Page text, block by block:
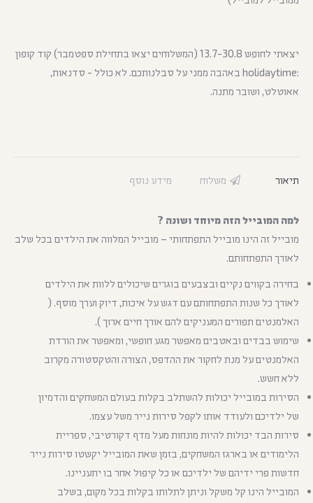
יצאתי לחופש 13.7-30.8 (המשלוחים יצאו בתחילת ספטמבר) קוד קופון
:holidaytime באהבה ממני על סבלנותכם. לא כולל - סדנאות,
אאוטלט, ושובר מתנה.
תיאור משלוח מידע נוסף
למה המובייל הזה מיוחד ושונה ?
מובייל זה הינו מובייל התפתחותי – מובייל המלווה את הילדים בכל שלב
לאורך התפתחותם.
בחירה בקווים נקיים ובצבעים בוגרים שיכולים ללוות את הילדים
לאורך כל שנות התפתחותם עם דגש על איכות, דיוק וערך מוסף. (
האלמנטים תפורים המעניקים להם אורך חיים ארוך ).
שימוש בבדים ובאטבים מאפשר מגע חופשי, ומאפשר את הורדת
האלמנטים על מנת לחקור את ההדפס, הצורה והטקסטורה מקרוב
ללא חשש.
הסירות במובייל יכולות להשתלב בקלות בעולם המשחקים והדמיון
של ילדיכם ולעודד אותו לקפל סירות נייר משל עצמו.
סירות הבד יכולות להיות מונחות מעל מדף דקורטיבי, ספריית
הלימודים או בארגז המשחקים, בזמן שאת המובייל יקשטו סירות נייר
חדשות פרי ידיהם של ילדיכם או כל קיפול אחר בו יתעניינו.
המובייל הינו קל משקל וניתן לתלותו בקלות בכל מקום, בשלב